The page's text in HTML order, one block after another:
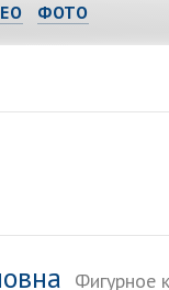
ФОТО
Фигурное